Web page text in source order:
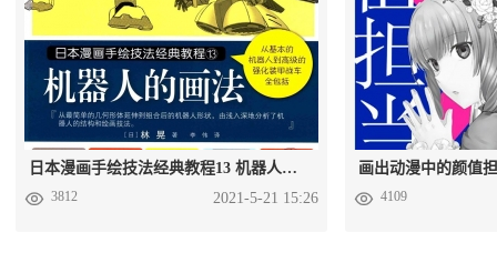
日本漫画手绘技法经典教程13 机器人的画法百度云电子版PDF
3812 2021-5-21 15:26 4109